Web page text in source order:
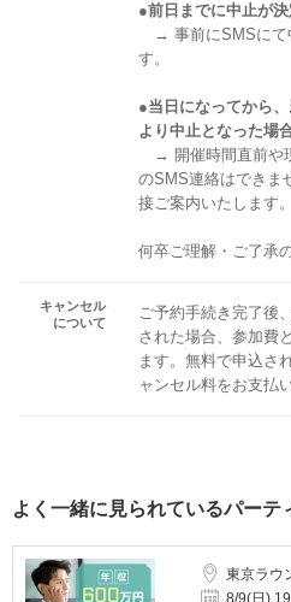
●前日までに中止が
→ 事前にSMSにて
す。
●当日になってから
より中止となった場
→ 開催時間直前や
のSMS連絡はできま
接ご案内いたします。
何卒ご理解・ご了承
キャンセル
について
ご予約手続き完了後
された場合、参加費
ます。無料で申込さ
ャンセル料をお支払
よく一緒に見られているパーテ
東京ラウ
8/9(日)